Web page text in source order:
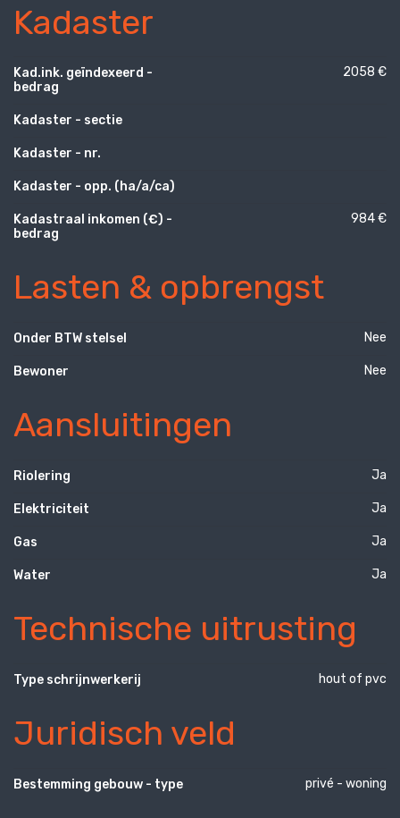
Kadaster
Kad.ink. geïndexeerd -
bedrag
2058 €
Kadaster - sectie
Kadaster - nr.
Kadaster - opp. (ha/a/ca)
Kadastraal inkomen (€) -
bedrag
984 €
Lasten & opbrengst
Onder BTW stelsel Nee
Bewoner Nee
Aansluitingen
Riolering Ja
Elektriciteit Ja
Gas Ja
Water Ja
Technische uitrusting
Type schrijnwerkerij hout of pvc
Juridisch veld
Bestemming gebouw - type privé - woning